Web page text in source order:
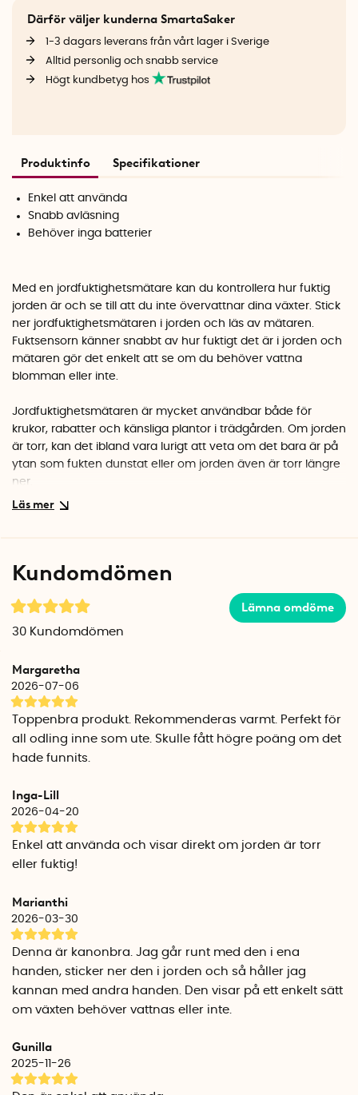
Därför väljer kunderna SmartaSaker
1-3 dagars leverans från vårt lager i Sverige
Alltid personlig och snabb service
Högt kundbetyg hos
Produktinfo Specifikationer
Enkel att använda
Snabb avläsning
Behöver inga batterier
Med en jordfuktighetsmätare kan du kontrollera hur fuktig
jorden är och se till att du inte övervattnar dina växter. Stick
ner jordfuktighetsmätaren i jorden och läs av mätaren.
Fuktsensorn känner snabbt av hur fuktigt det är i jorden och
mätaren gör det enkelt att se om du behöver vattna
blomman eller inte.
Jordfuktighetsmätaren är mycket användbar både för
krukor, rabatter och känsliga plantor i trädgården. Om jorden
är torr, kan det ibland vara lurigt att veta om det bara är på
ytan som fukten dunstat eller om jorden även är torr längre
ner.
När du läst av mätaren tar du bort fuktsensorn och vattnar
i nästa kruka.
kruka. Jordfuktighetsmätaren ska inte lämnas kvar i jorden.
Jordfuktighetsmätaren behöver inga batterier och du kan
använda den så snart du packat upp den.
Kundomdömen
Lämna omdöme
30 Kundomdömen
Margaretha
2026-07-06
Toppenbra produkt. Rekommenderas varmt. Perfekt för
all odling inne som ute. Skulle fått högre poäng om det
hade funnits.
Inga-Lill
2026-04-20
Enkel att använda och visar direkt om jorden är torr
eller fuktig!
Marianthi
2026-03-30
Denna är kanonbra. Jag går runt med den i ena
handen, sticker ner den i jorden och så håller jag
kannan med andra handen. Den visar på ett enkelt sätt
om växten behöver vattnas eller inte.
Gunilla
2025-11-26